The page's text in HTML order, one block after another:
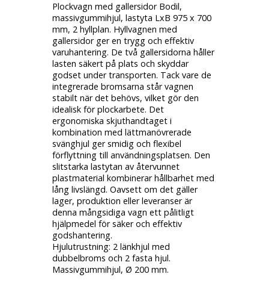
Plockvagn med gallersidor Bodil,
massivgummihjul, lastyta LxB 975 x 700
mm, 2 hyllplan. Hyllvagnen med
gallersidor ger en trygg och effektiv
varuhantering. De två gallersidorna håller
lasten säkert på plats och skyddar
godset under transporten. Tack vare de
integrerade bromsarna står vagnen
stabilt när det behövs, vilket gör den
idealisk för plockarbete. Det
ergonomiska skjuthandtaget i
kombination med lättmanövrerade
svänghjul ger smidig och flexibel
förflyttning till användningsplatsen. Den
slitstarka lastytan av återvunnet
plastmaterial kombinerar hållbarhet med
lång livslängd. Oavsett om det gäller
lager, produktion eller leveranser är
denna mångsidiga vagn ett pålitligt
hjälpmedel för säker och effektiv
godshantering.
Hjulutrustning: 2 länkhjul med
dubbelbroms och 2 fasta hjul.
Massivgummihjul, Ø 200 mm.